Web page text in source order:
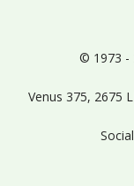
© 1973 -
Venus 375, 2675